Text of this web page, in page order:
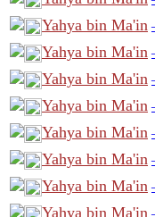
Yahya bin Ma'in
Yahya bin Ma'in
Yahya bin Ma'in
Yahya bin Ma'in
Yahya bin Ma'in
Yahya bin Ma'in
Yahya bin Ma'in
Yahya bin Ma'in